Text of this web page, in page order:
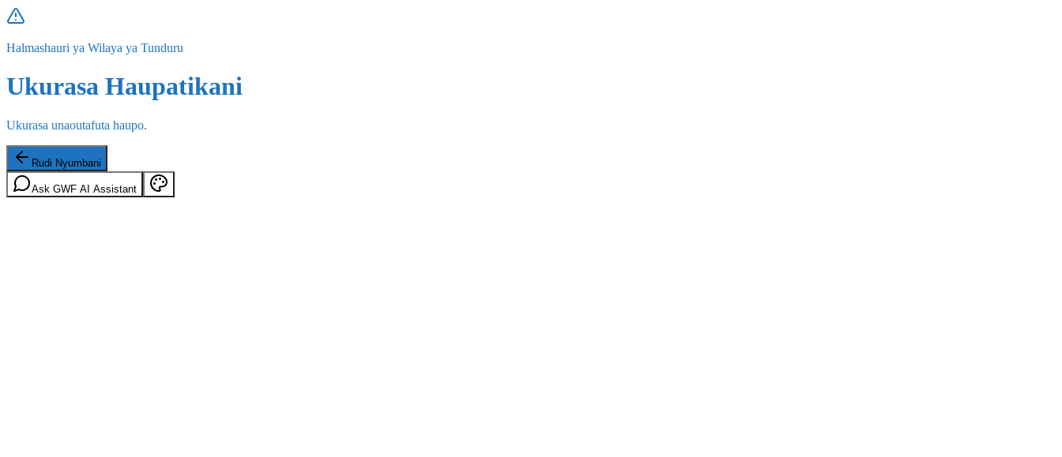
Halmashauri ya Wilaya ya Tunduru
Ukurasa Haupatikani
Ukurasa unaoutafuta haupo.
Rudi Nyumbani
Ask GWF AI Assistant